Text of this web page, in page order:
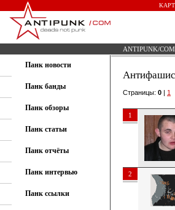
ANTIPUNK/COM
Панк новости
Панк банды
Панк обзоры
Панк статьи
Панк отчёты
Панк интервью
Панк ссылки
Страницы: 0 | 1
1
2